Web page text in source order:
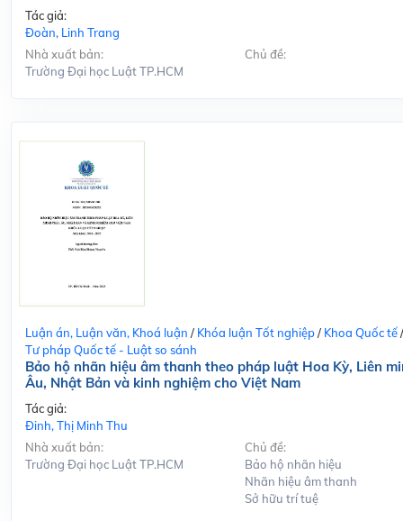
Tác giả:
Đoàn, Linh Trang
Nhà xuất bản:
Trường Đại học Luật TP.HCM
Chủ đề:
Luận án, Luận văn, Khoá luận / Khóa luận Tốt nghiệp/ Khoa Quốc tế/
Tư pháp Quốc tế - Luật so sánh
Bảo hộ nhãn hiệu âm thanh theo pháp luật Hoa Kỳ, Liên
Âu, Nhật Bản và kinh nghiệm cho Việt Nam
Tác giả:
Đinh, Thị Minh Thu
Nhà xuất bản:
Trường Đại học Luật TP.HCM
Chủ đề:
Bảo hộ nhãn hiệu
Nhãn hiệu âm thanh
Sở hữu trí tuệ